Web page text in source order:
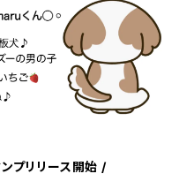
プリリース開始 /